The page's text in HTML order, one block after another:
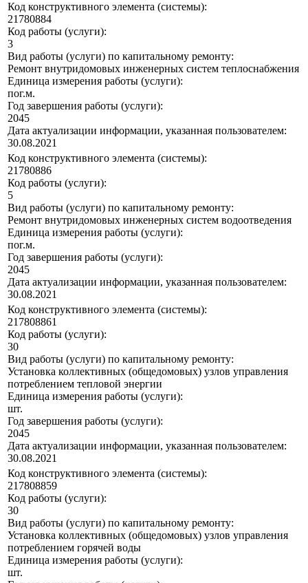
Код конструктивного элемента (системы):
21780884
Код работы (услуги):
3
Вид работы (услуги) по капитальному ремонту:
Ремонт внутридомовых инженерных систем теплоснабжения
Единица измерения работы (услуги):
пог.м.
Год завершения работы (услуги):
2045
Дата актуализации информации, указанная пользователем:
30.08.2021
Код конструктивного элемента (системы):
21780886
Код работы (услуги):
5
Вид работы (услуги) по капитальному ремонту:
Ремонт внутридомовых инженерных систем водоотведения
Единица измерения работы (услуги):
пог.м.
Год завершения работы (услуги):
2045
Дата актуализации информации, указанная пользователем:
30.08.2021
Код конструктивного элемента (системы):
217808861
Код работы (услуги):
30
Вид работы (услуги) по капитальному ремонту:
Установка коллективных (общедомовых) узлов управления
потреблением тепловой энергии
Единица измерения работы (услуги):
шт.
Год завершения работы (услуги):
2045
Дата актуализации информации, указанная пользователем:
30.08.2021
Код конструктивного элемента (системы):
217808859
Код работы (услуги):
30
Вид работы (услуги) по капитальному ремонту:
Установка коллективных (общедомовых) узлов управления
потреблением горячей воды
Единица измерения работы (услуги):
шт.